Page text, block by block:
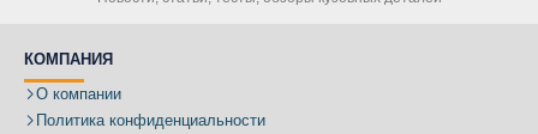
КОМПАНИЯ
О компании
Политика конфиденциальности